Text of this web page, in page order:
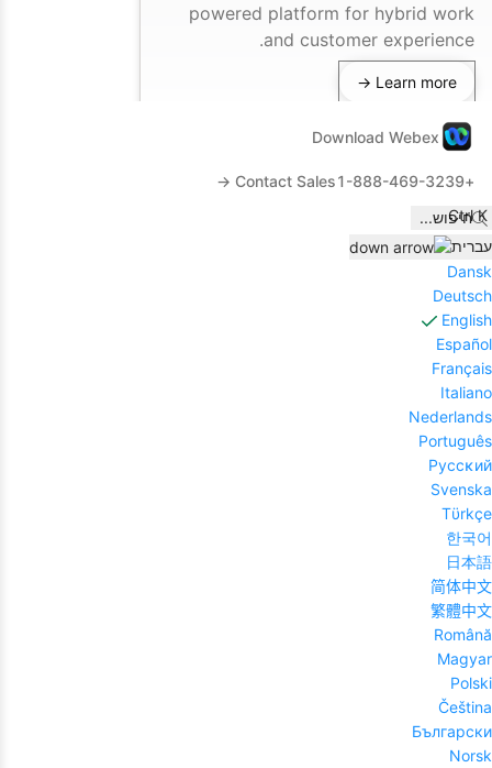
powered platform for hybrid work
and customer experience.
Learn more →
Download Webex
+1-888-469-3239
Contact Sales →
חיפוש...
Ctrl K
עברית
Dansk
Deutsch
English
Español
Français
Italiano
Nederlands
Português
Pyccĸий
Svenska
Tϋrkçe
한국어
日本語
简体中文
繁體中文
Română
Magyar
Polski
Čeština
Български
Norsk